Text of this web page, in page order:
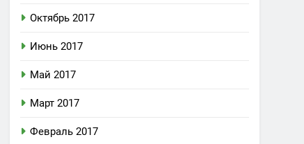
Октябрь 2017
Июнь 2017
Май 2017
Март 2017
Февраль 2017